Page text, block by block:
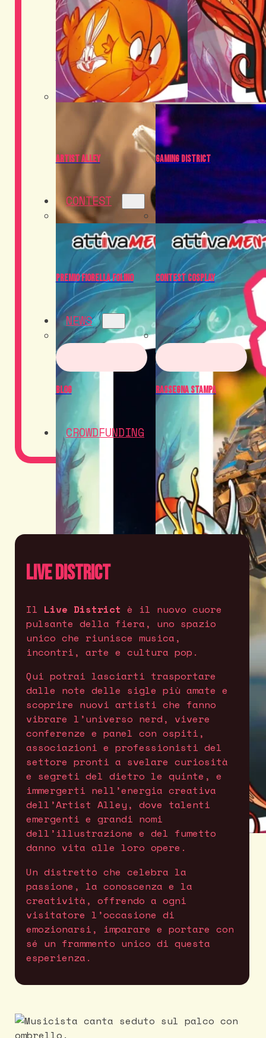
Food District Cosplay
Artist Alley Gaming District
CONTEST
Premio Fiorella Folino Contest Cosplay
NEWS
Blog Rassegna Stampa
CROWDFUNDING
Live District
Il Live District è il nuovo cuore
pulsante della fiera, uno spazio
unico che riunisce musica,
incontri, arte e cultura pop.
Qui potrai lasciarti trasportare
dalle note delle sigle più amate e
scoprire nuovi artisti che fanno
vibrare l’universo nerd, vivere
conferenze e panel con ospiti,
associazioni e professionisti del
settore pronti a svelare curiosità
e segreti del dietro le quinte, e
immergerti nell’energia creativa
dell’Artist Alley, dove talenti
emergenti e grandi nomi
dell’illustrazione e del fumetto
danno vita alle loro opere.
Un distretto che celebra la
passione, la conoscenza e la
creatività, offrendo a ogni
visitatore l’occasione di
emozionarsi, imparare e portare con
sé un frammento unico di questa
esperienza.